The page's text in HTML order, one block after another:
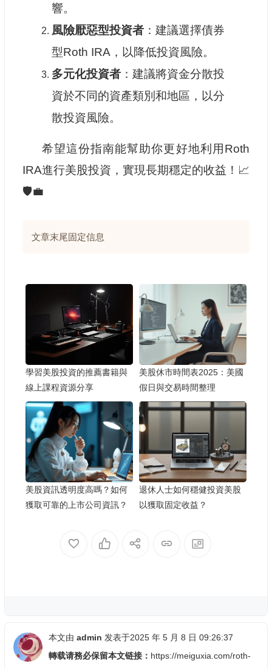
響。
風險厭惡型投資者：建議選擇債券
型Roth IRA，以降低投資風險。
多元化投資者：建議將資金分散投
資於不同的資產類別和地區，以分
散投資風險。
希望這份指南能幫助你更好地利用Roth
IRA進行美股投資，實現長期穩定的收益！📈
🛡️💼
文章末尾固定信息
學習美股投資的推薦書籍與
線上課程資源分享
美股休市時間表2025：美國
假日與交易時間整理
美股資訊透明度高嗎？如何
獲取可靠的上市公司資訊？
退休人士如何穩健投資美股
以獲取固定收益？
本文由 admin 发表于2025 年 5 月 8 日 09:26:37
轉载请務必保留本文链接： https://meiguxia.com/roth-